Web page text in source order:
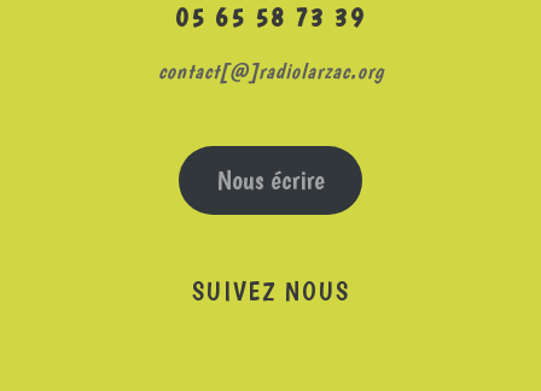
05 65 58 73 39
contact[@]radiolarzac.org
Nous écrire
SUIVEZ NOUS